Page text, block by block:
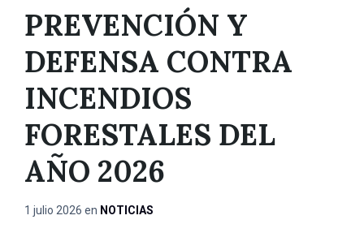
PREVENCIÓN Y
DEFENSA CONTRA
INCENDIOS
FORESTALES DEL
AÑO 2026
1 julio 2026 en NOTICIAS